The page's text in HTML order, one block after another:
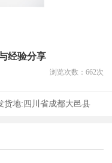
经验分享
浏览次数： 662次
货地:四川省成都大邑县